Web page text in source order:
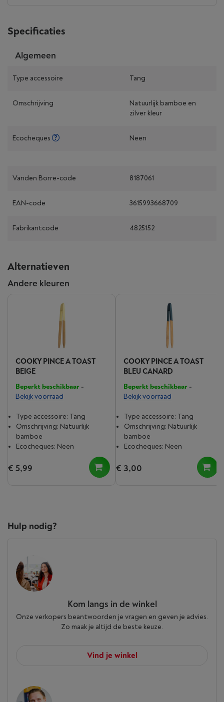
Specificaties
Algemeen
Type accessoire Tang
Omschrijving
Natuurlijk bamboe en
zilver kleur
Ecocheques Neen
Vanden Borre-code 8187061
EAN-code 3615993668709
Fabrikantcode 4825152
Alternatieven
Andere kleuren
COOKY PINCE A TOAST
BEIGE
Beperkt beschikbaar-
Bekijk voorraad
Type accessoire: Tang
Omschrijving: Natuurlijk
bamboe
Ecocheques: Neen
€ 5,99
COOKY PINCE A TOAST
BLEU CANARD
Beperkt beschikbaar-
Bekijk voorraad
Type accessoire: Tang
Omschrijving: Natuurlijk
bamboe
Ecocheques: Neen
€ 3,00
Hulp nodig?
Kom langs in de winkel
Onze verkopers beantwoorden je vragen en geven je advies.
Zo maak je altijd de beste keuze.
Vind je winkel